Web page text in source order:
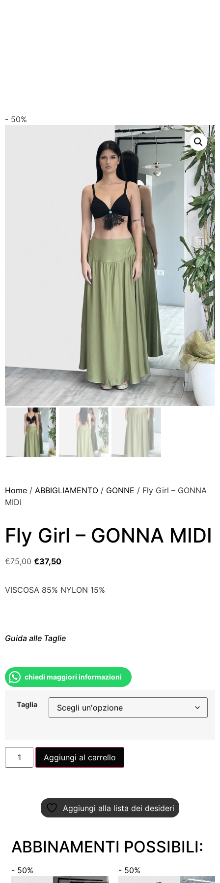
- 50%
Home / ABBIGLIAMENTO / GONNE / Fly Girl – GONNA
MIDI
Fly Girl – GONNA MIDI
€75,00 €37,50
VISCOSA 85% NYLON 15%
Guida alle Taglie
chiedi maggiori informazioni
Taglia
Aggiungi al carrello
Aggiungi alla lista dei desideri
ABBINAMENTI POSSIBILI:
- 50% - 50%